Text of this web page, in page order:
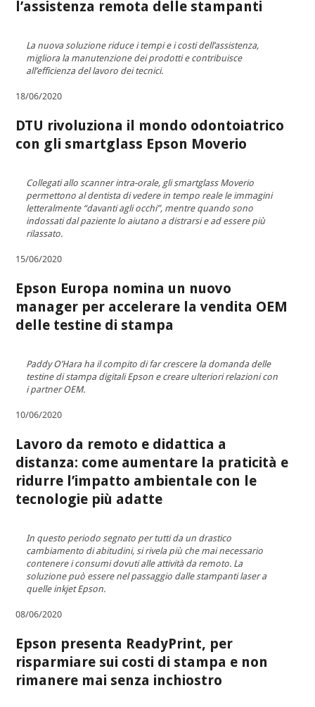
l’assistenza remota delle stampanti
La nuova soluzione riduce i tempi e i costi dell’assistenza,
migliora la manutenzione dei prodotti e contribuisce
all’efficienza del lavoro dei tecnici.
18/06/2020
DTU rivoluziona il mondo odontoiatrico
con gli smartglass Epson Moverio
Collegati allo scanner intra-orale, gli smartglass Moverio
permettono al dentista di vedere in tempo reale le immagini
letteralmente “davanti agli occhi”, mentre quando sono
indossati dal paziente lo aiutano a distrarsi e ad essere più
rilassato.
15/06/2020
Epson Europa nomina un nuovo
manager per accelerare la vendita OEM
delle testine di stampa
Paddy O’Hara ha il compito di far crescere la domanda delle
testine di stampa digitali Epson e creare ulteriori relazioni con
i partner OEM.
10/06/2020
Lavoro da remoto e didattica a
distanza: come aumentare la praticità e
ridurre l’impatto ambientale con le
tecnologie più adatte
In questo periodo segnato per tutti da un drastico
cambiamento di abitudini, si rivela più che mai necessario
contenere i consumi dovuti alle attività da remoto. La
soluzione può essere nel passaggio dalle stampanti laser a
quelle inkjet Epson.
08/06/2020
Epson presenta ReadyPrint, per
risparmiare sui costi di stampa e non
rimanere mai senza inchiostro